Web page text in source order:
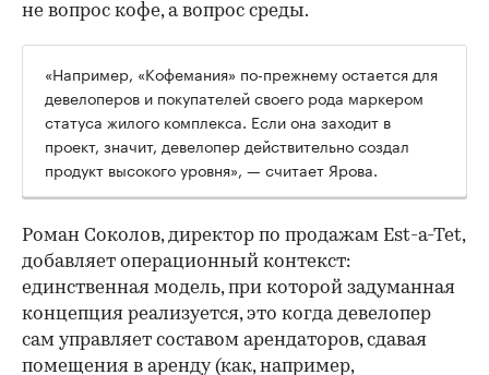
не вопрос кофе, а вопрос среды.
«Например, «Кофемания» по-прежнему остается для
девелоперов и покупателей своего рода маркером
статуса жилого комплекса. Если она заходит в
проект, значит, девелопер действительно создал
продукт высокого уровня», — считает Ярова.
Роман Соколов, директор по продажам Est-a-Tet,
добавляет операционный контекст:
единственная модель, при которой задуманная
концепция реализуется, это когда девелопер
сам управляет составом арендаторов, сдавая
помещения в аренду (как, например,